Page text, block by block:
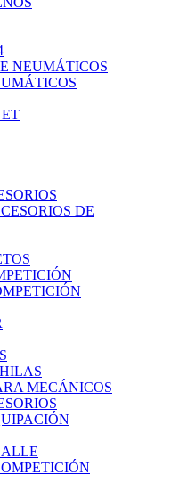
NEUMÁTICOS
DE
MECÁNICOS